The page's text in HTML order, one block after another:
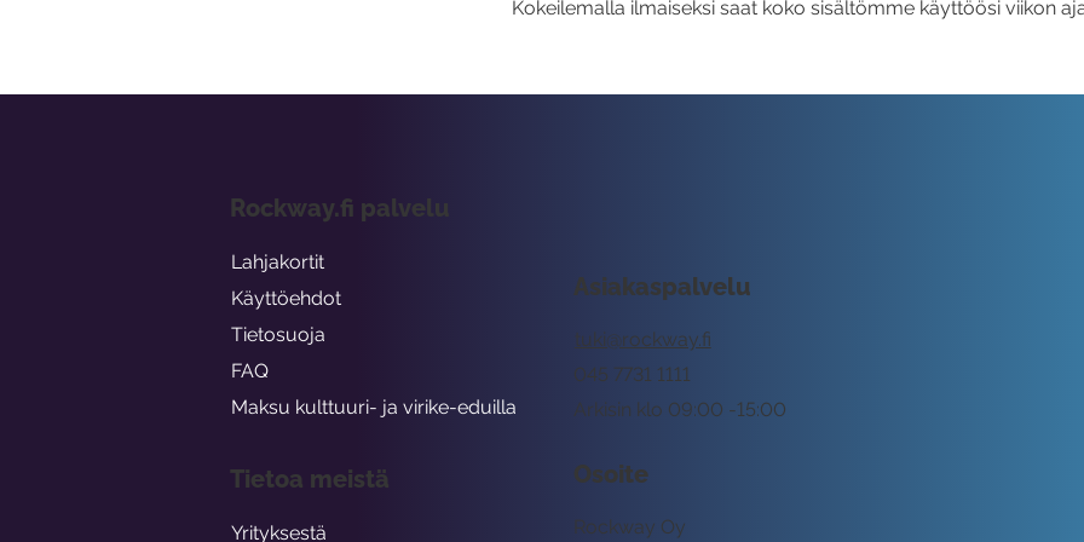
Kokeilemalla ilmaiseksi saat koko sisältömme käyttöösi viikon
Asiakaspalvelu
tuki@rockway.fi
Arkisin klo 09:00 -15:00
045 7731 1111
Osoite
Rockway Oy
Rockway.fi palvelu
Lahjakortit
Käyttöehdot
Tietosuoja
FAQ
Maksu kulttuuri- ja virike-eduilla
Tietoa meistä
Yrityksestä